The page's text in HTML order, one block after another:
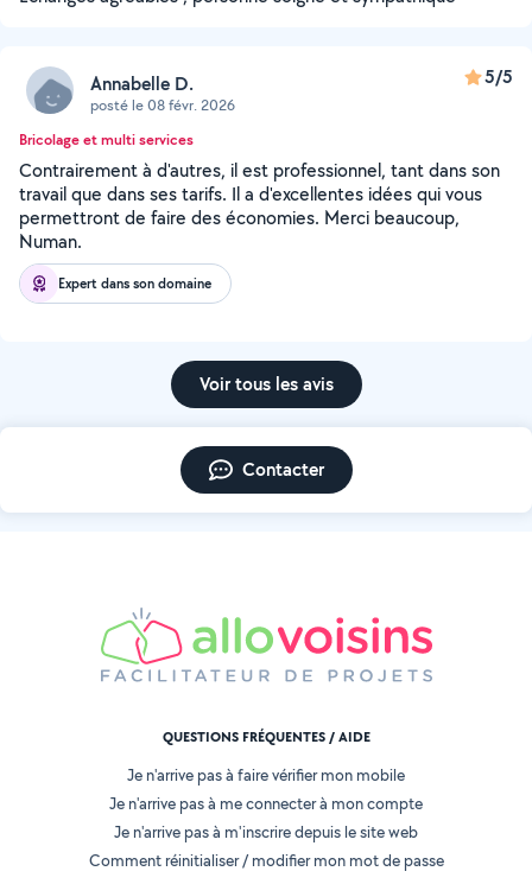
Annabelle D.
posté le 08 févr. 2026
5/5
Bricolage et multi services
Contrairement à d'autres, il est professionnel, tant dans son
travail que dans ses tarifs. Il a d'excellentes idées qui vous
permettront de faire des économies. Merci beaucoup,
Numan.
Expert dans son domaine
Voir tous les avis
Contacter
QUESTIONS FRÉQUENTES / AIDE
Je n'arrive pas à faire vérifier mon mobile
Je n'arrive pas à me connecter à mon compte
Je n'arrive pas à m'inscrire depuis le site web
Comment réinitialiser / modifier mon mot de passe